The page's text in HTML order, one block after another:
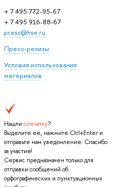
+ 7 495 772-95-67
+ 7 495 916-88-67
press@hse.ru
Пресс-релизы
Условия использования
материалов
Нашли опечатку?
Выделите её, нажмите Ctrl+Enter и
отправьте нам уведомление. Спасибо
за участие!
Сервис предназначен только для
отправки сообщений об
орфографических и пунктуационных